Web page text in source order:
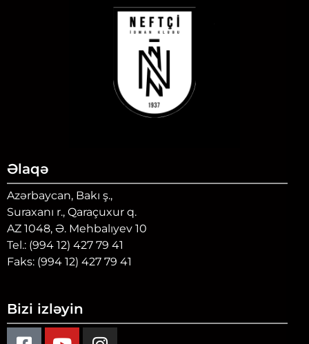
Əlaqə
Azərbaycan, Bakı ş.,
Suraxanı r., Qaraçuxur q.
AZ 1048, Ə. Mehbalıyev 10
Tel.: (994 12) 427 79 41
Faks: (994 12) 427 79 41
Bizi izləyin